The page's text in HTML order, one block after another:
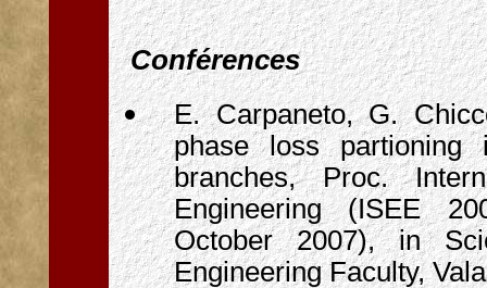
Conférences
E. Carpaneto, G.
phase loss partioning
branches, Proc.
Engineering (ISEE
October 2007), in
Engineering Faculty,